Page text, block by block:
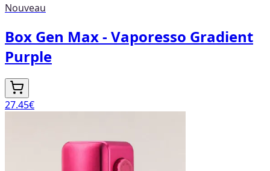
Nouveau
Box Gen Max - Vaporesso Gradient
Purple
27.45€